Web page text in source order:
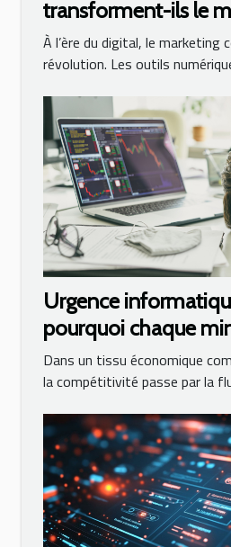
transforment-ils le
moderne ?
À l’ère du digital, le marketing
révolution. Les outils
Urgence
pourquoi chaque
en cas de panne ?
Dans un tissu économique
la compétitivité passe par la